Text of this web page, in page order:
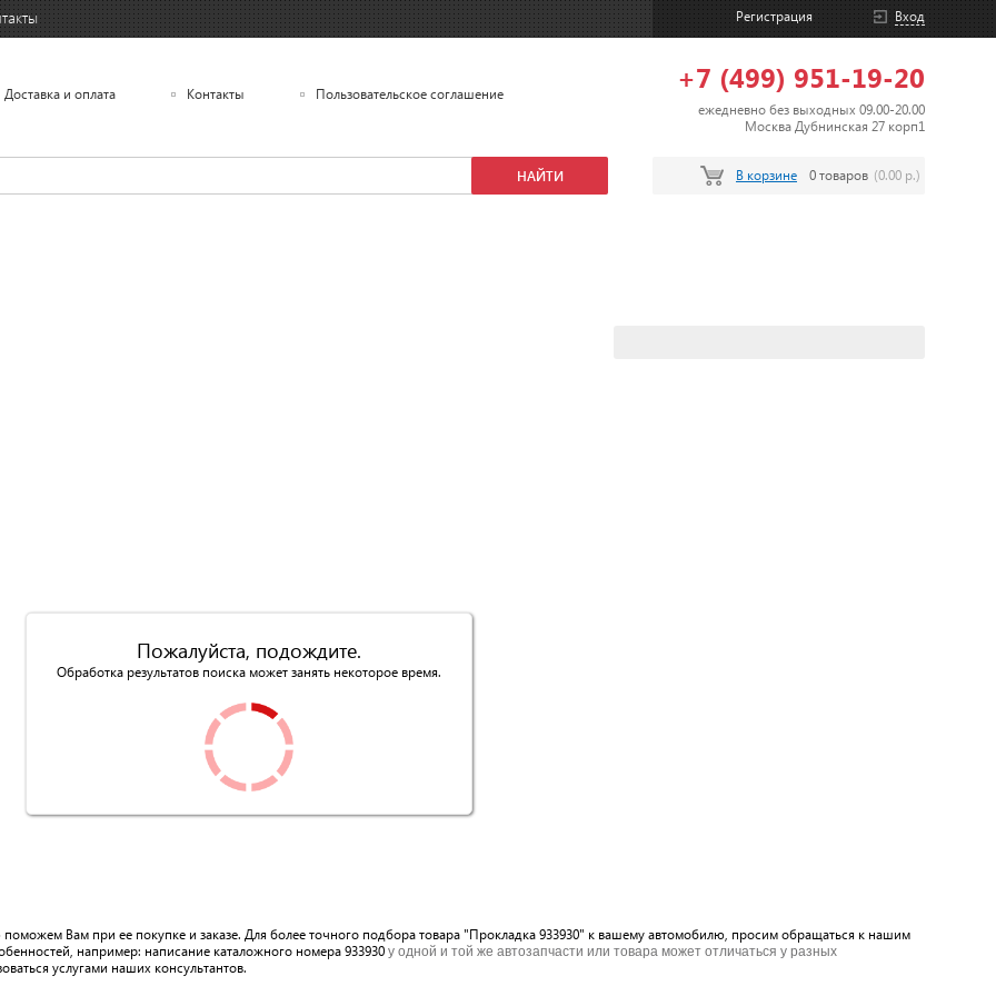
Вход
Регистрация
Доставка и оплата Контакты Пользовательское соглашение +7 (499) 951-19-20
ежедневно без выходных 09.00-20.00
Москва Дубнинская 27 корп1
В корзине 0 товаров (0.00 р.)
Пожалуйста, подождите.
Обработка результатов поиска может занять некоторое время.
Вам при ее покупке и заказе. Для более точного подбора товара "Прокладка 933930" к вашему автомобилю, просим обращаться к нашим
например: написание каталожного номера 933930 у одной и той же автозапчасти или товара может отличаться у разных
услугами наших консультантов.